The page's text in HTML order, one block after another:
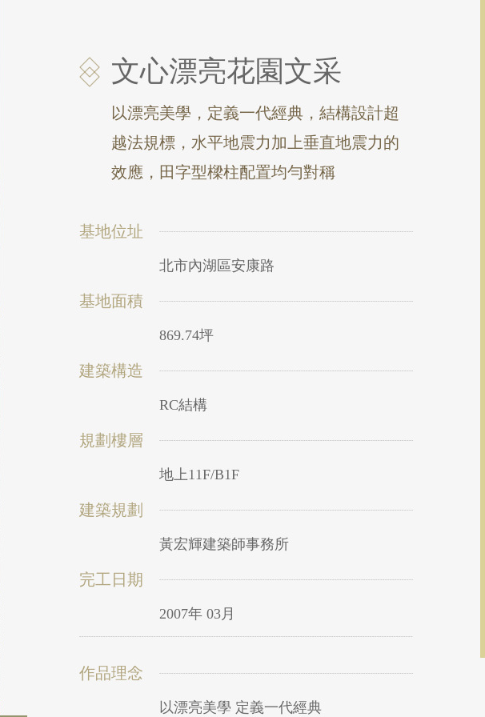
文心漂亮花園文采
以漂亮美學，定義一代經典，結構設計超
越法規標，水平地震力加上垂直地震力的
效應，田字型樑柱配置均勻對稱
基地位址
北市內湖區安康路
基地面積
869.74坪
建築構造
RC結構
規劃樓層
地上11F/B1F
建築規劃
黃宏輝建築師事務所
完工日期
2007年 03月
作品理念
以漂亮美學 定義一代經典